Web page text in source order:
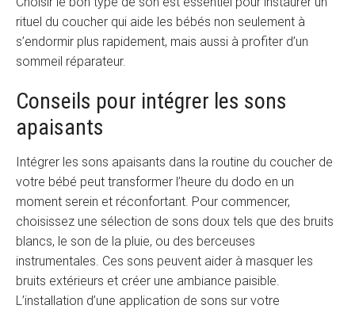
rituel du coucher qui aide les bébés non seulement à
s’endormir plus rapidement, mais aussi à profiter d’un
sommeil réparateur.
Conseils pour intégrer les sons
apaisants
Intégrer les sons apaisants dans la routine du coucher de
votre bébé peut transformer l’heure du dodo en un
moment serein et réconfortant. Pour commencer,
choisissez une sélection de sons doux tels que des bruits
blancs, le son de la pluie, ou des berceuses
instrumentales. Ces sons peuvent aider à masquer les
bruits extérieurs et créer une ambiance paisible.
L’installation d’une application de sons sur votre